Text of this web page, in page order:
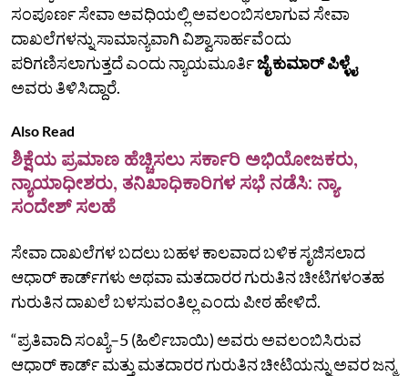
ಸಂಪೂರ್ಣ ಸೇವಾ ಅವಧಿಯಲ್ಲಿ ಅವಲಂಬಿಸಲಾಗುವ ಸೇವಾ
ದಾಖಲೆಗಳನ್ನು ಸಾಮಾನ್ಯವಾಗಿ ವಿಶ್ವಾಸಾರ್ಹವೆಂದು
ಪರಿಗಣಿಸಲಾಗುತ್ತದೆ ಎಂದು ನ್ಯಾಯಮೂರ್ತಿಜೈ ಕುಮಾರ್ ಪಿಳ್ಳೈ
ಅವರು ತಿಳಿಸಿದ್ದಾರೆ.
Also Read
ಶಿಕ್ಷೆಯ ಪ್ರಮಾಣ ಹೆಚ್ಚಿಸಲು ಸರ್ಕಾರಿ ಅಭಿಯೋಜಕರು,
ನ್ಯಾಯಾಧೀಶರು, ತನಿಖಾಧಿಕಾರಿಗಳ ಸಭೆ ನಡೆಸಿ: ನ್ಯಾ.
ಸಂದೇಶ್‌ ಸಲಹೆ
ಸೇವಾ ದಾಖಲೆಗಳ ಬದಲು ಬಹಳ ಕಾಲವಾದ ಬಳಿಕ ಸೃಜಿಸಲಾದ
ಆಧಾರ್ ಕಾರ್ಡ್‌ಗಳು ಅಥವಾ ಮತದಾರರ ಗುರುತಿನ ಚೀಟಿಗಳಂತಹ
ಗುರುತಿನ ದಾಖಲೆ ಬಳಸುವಂತಿಲ್ಲ ಎಂದು ಪೀಠ ಹೇಳಿದೆ.
“ಪ್ರತಿವಾದಿ ಸಂಖ್ಯೆ–5 (ಹಿರ್ಲಿಬಾಯಿ) ಅವರು ಅವಲಂಬಿಸಿರುವ
ಆಧಾರ್ ಕಾರ್ಡ್ ಮತ್ತು ಮತದಾರರ ಗುರುತಿನ ಚೀಟಿಯನ್ನು ಅವರ ಜನ್ಮ